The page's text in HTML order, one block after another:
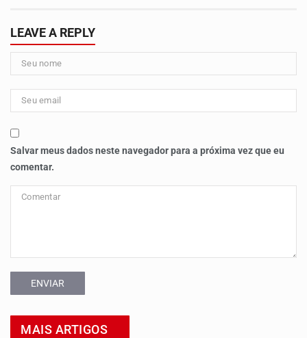
LEAVE A REPLY
Salvar meus dados neste navegador para a próxima vez que eu
comentar.
ENVIAR
MAIS ARTIGOS